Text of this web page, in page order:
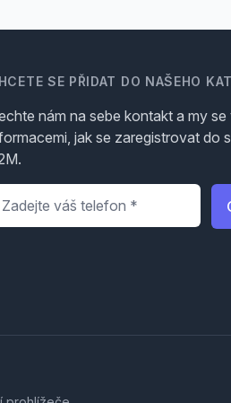
SE PŘIDAT DO NAŠEHO
nám na sebe kontakt a my
jak se zaregistrovat do